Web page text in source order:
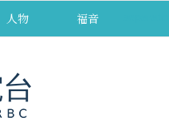
人物 福音